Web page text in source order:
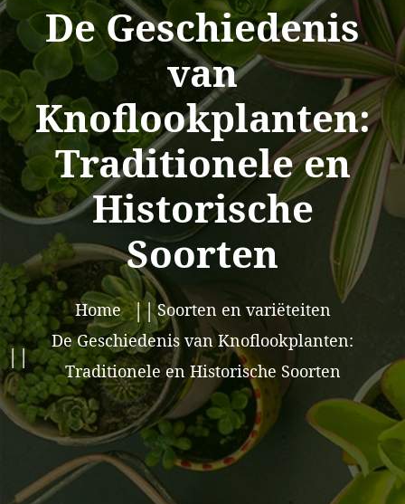
De Geschiedenis
van
Knoflookplanten:
Traditionele en
Historische
Soorten
Home
Soorten en variëteiten
De Geschiedenis van Knoflookplanten:
Traditionele en Historische Soorten